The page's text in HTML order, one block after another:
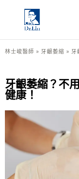
林士峻醫師 » 牙齦萎縮 » 牙
牙齦萎縮？不
健康！